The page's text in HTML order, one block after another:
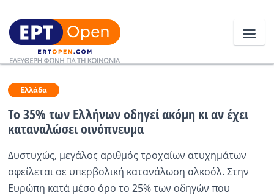
Ειδήσεις
Ελλάδα
Κοινωνία
Πολιτική
Ελλάδα
Το 35% των Ελλήνων οδηγεί ακόμη κι αν έχει
καταναλώσει οινόπνευμα
Δυστυχώς, μεγάλος αριθμός τροχαίων ατυχημάτων
οφείλεται σε υπερβολική κατανάλωση αλκοόλ. Στην
Ευρώπη κατά μέσο όρο το 25% των οδηγών που